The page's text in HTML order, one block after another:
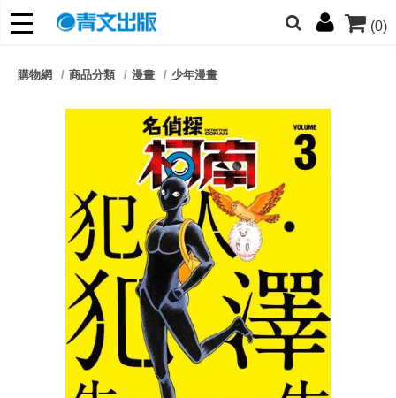
(0)
朋友們，提高警覺！
購物網 商品分類 漫畫 少年漫畫